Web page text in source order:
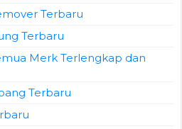
Terbaru
Terbaru
Merk Terlengkap dan
Terbaru